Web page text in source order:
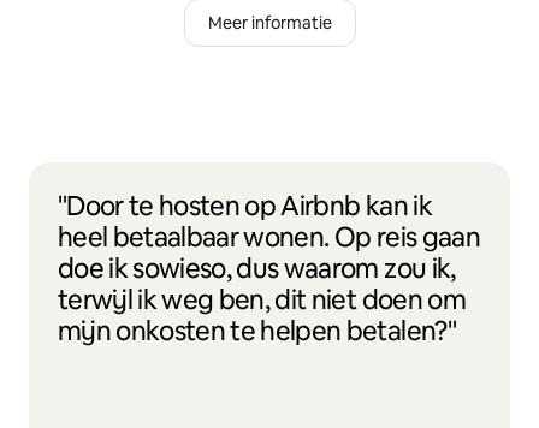
Meer informatie
"Door te hosten op Airbnb kan ik
heel betaalbaar wonen. Op reis gaan
doe ik sowieso, dus waarom zou ik,
terwijl ik weg ben, dit niet doen om
mijn onkosten te helpen betalen?"